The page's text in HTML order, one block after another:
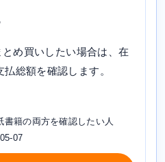
め買いしたい場合は、在
総額を確認します。
籍の両方を確認したい人
07